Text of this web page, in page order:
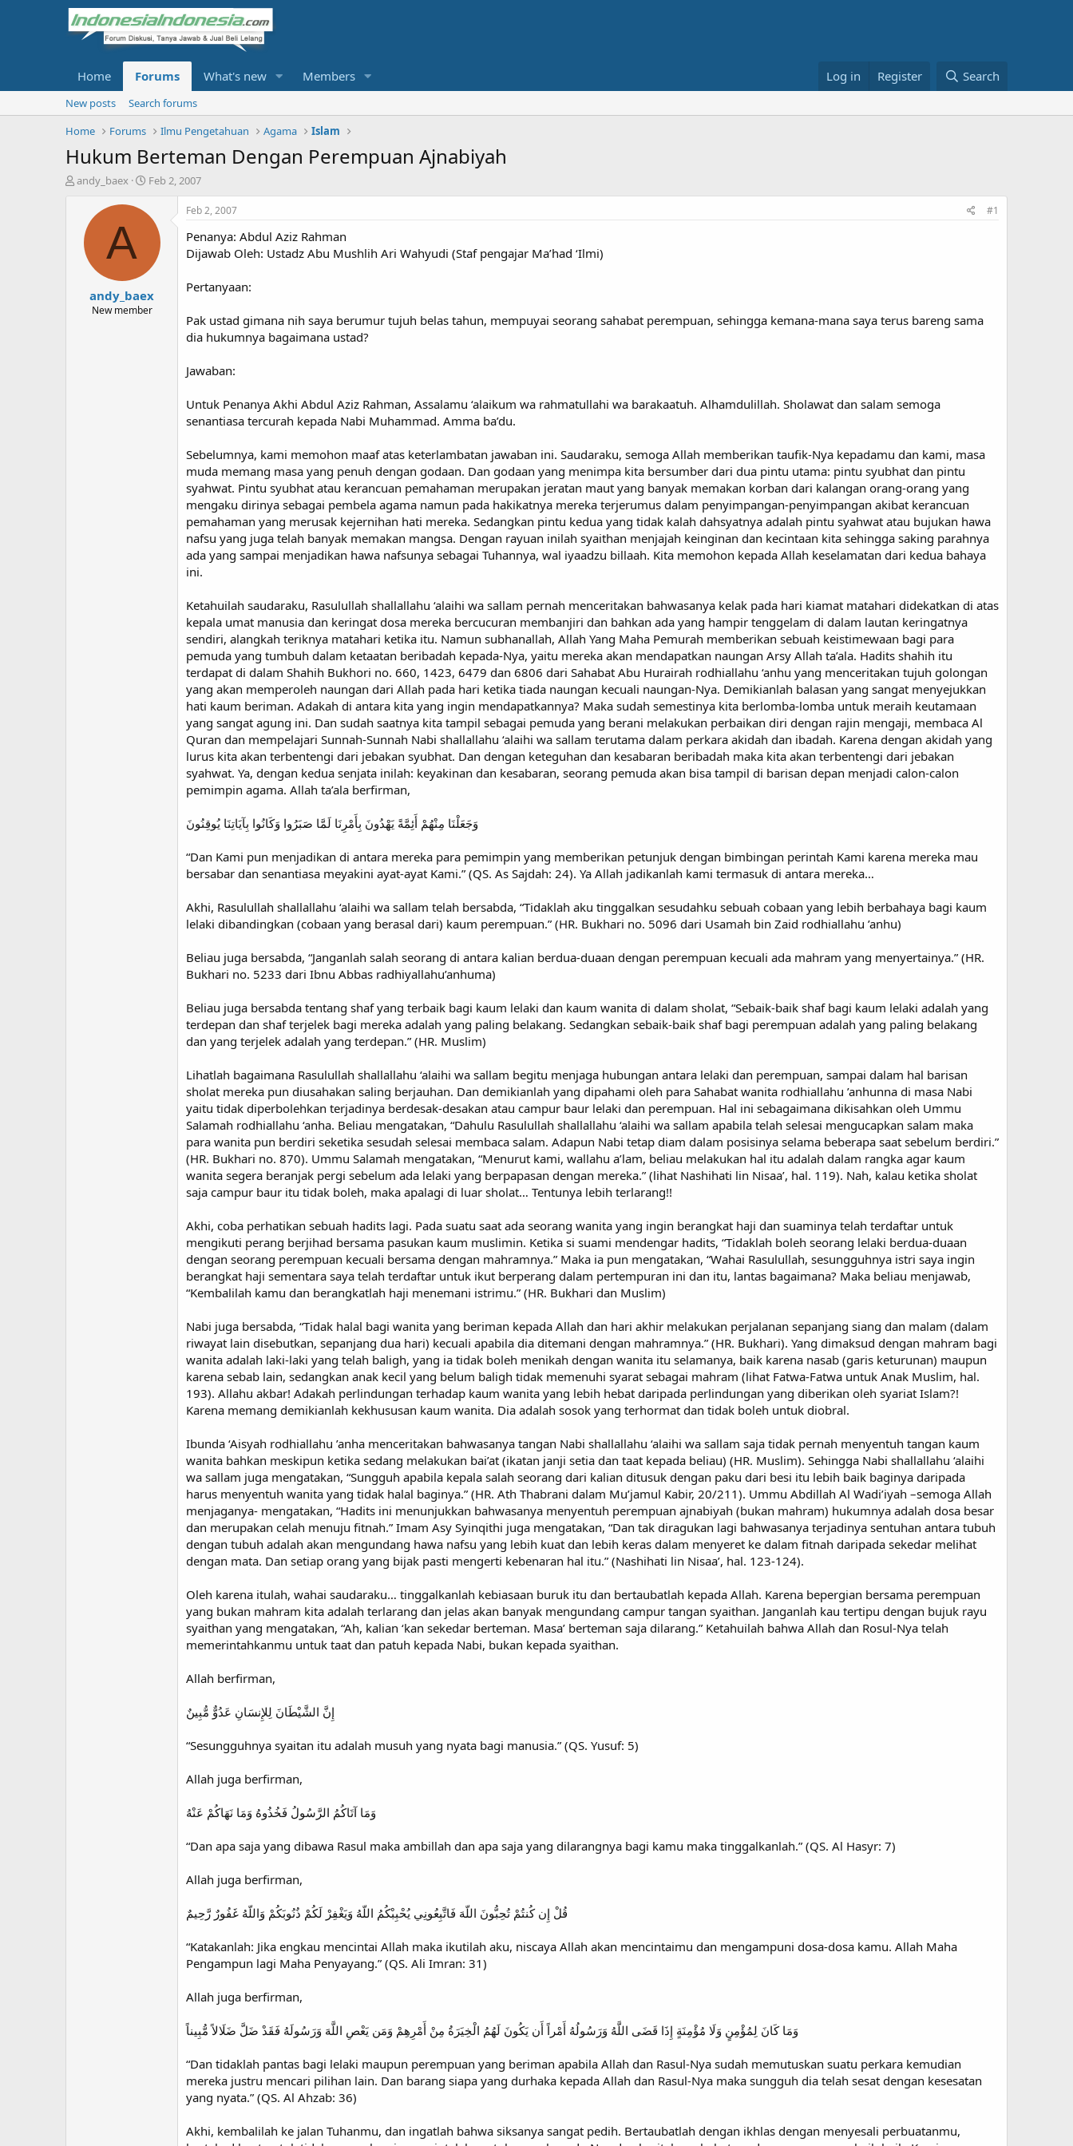
Home Forums What's new Members Log in Register Search
New posts
Search forums
Home
Forums Ilmu Pengetahuan Agama Islam
Hukum Berteman Dengan Perempuan Ajnabiyah
T
andy_baex
S
r
a
e
Feb 2, 2007
A
andy_baex
New member
Feb 2, 2007 #1
Penanya: Abdul Aziz Rahman
Dijawab Oleh: Ustadz Abu Mushlih Ari Wahyudi (Staf pengajar Ma’had ‘Ilmi)
Pertanyaan:
Pak ustad gimana nih saya berumur tujuh belas tahun, mempuyai seorang sahabat perempuan, sehingga kemana-mana saya terus bareng sama
dia hukumnya bagaimana ustad?
Jawaban:
Untuk Penanya Akhi Abdul Aziz Rahman, Assalamu ‘alaikum wa rahmatullahi wa barakaatuh. Alhamdulillah. Sholawat dan salam semoga
senantiasa tercurah kepada Nabi Muhammad. Amma ba’du.
Sebelumnya, kami memohon maaf atas keterlambatan jawaban ini. Saudaraku, semoga Allah memberikan taufik-Nya kepadamu dan kami, masa
muda memang masa yang penuh dengan godaan. Dan godaan yang menimpa kita bersumber dari dua pintu utama: pintu syubhat dan pintu
syahwat. Pintu syubhat atau kerancuan pemahaman merupakan jeratan maut yang banyak memakan korban dari kalangan orang-orang yang
mengaku dirinya sebagai pembela agama namun pada hakikatnya mereka terjerumus dalam penyimpangan-penyimpangan akibat kerancuan
pemahaman yang merusak kejernihan hati mereka. Sedangkan pintu kedua yang tidak kalah dahsyatnya adalah pintu syahwat atau bujukan hawa
nafsu yang juga telah banyak memakan mangsa. Dengan rayuan inilah syaithan menjajah keinginan dan kecintaan kita sehingga saking parahnya
ada yang sampai menjadikan hawa nafsunya sebagai Tuhannya, wal iyaadzu billaah. Kita memohon kepada Allah keselamatan dari kedua bahaya
ini.
Ketahuilah saudaraku, Rasulullah shallallahu ‘alaihi wa sallam pernah menceritakan bahwasanya kelak pada hari kiamat matahari didekatkan di atas
kepala umat manusia dan keringat dosa mereka bercucuran membanjiri dan bahkan ada yang hampir tenggelam di dalam lautan keringatnya
sendiri, alangkah teriknya matahari ketika itu. Namun subhanallah, Allah Yang Maha Pemurah memberikan sebuah keistimewaan bagi para
pemuda yang tumbuh dalam ketaatan beribadah kepada-Nya, yaitu mereka akan mendapatkan naungan Arsy Allah ta’ala. Hadits shahih itu
terdapat di dalam Shahih Bukhori no. 660, 1423, 6479 dan 6806 dari Sahabat Abu Hurairah rodhiallahu ‘anhu yang menceritakan tujuh golongan
yang akan memperoleh naungan dari Allah pada hari ketika tiada naungan kecuali naungan-Nya. Demikianlah balasan yang sangat menyejukkan
hati kaum beriman. Adakah di antara kita yang ingin mendapatkannya? Maka sudah semestinya kita berlomba-lomba untuk meraih keutamaan
yang sangat agung ini. Dan sudah saatnya kita tampil sebagai pemuda yang berani melakukan perbaikan diri dengan rajin mengaji, membaca Al
Quran dan mempelajari Sunnah-Sunnah Nabi shallallahu ‘alaihi wa sallam terutama dalam perkara akidah dan ibadah. Karena dengan akidah yang
lurus kita akan terbentengi dari jebakan syubhat. Dan dengan keteguhan dan kesabaran beribadah maka kita akan terbentengi dari jebakan
syahwat. Ya, dengan kedua senjata inilah: keyakinan dan kesabaran, seorang pemuda akan bisa tampil di barisan depan menjadi calon-calon
pemimpin agama. Allah ta’ala berfirman,
وَجَعَلْنَا مِنْهُمْ أَئِمَّةً يَهْدُونَ بِأَمْرِنَا لَمَّا صَبَرُوا وَكَانُوا بِآيَاتِنَا يُوقِنُونَ
“Dan Kami pun menjadikan di antara mereka para pemimpin yang memberikan petunjuk dengan bimbingan perintah Kami karena mereka mau
bersabar dan senantiasa meyakini ayat-ayat Kami.” (QS. As Sajdah: 24). Ya Allah jadikanlah kami termasuk di antara mereka…
Akhi, Rasulullah shallallahu ‘alaihi wa sallam telah bersabda, “Tidaklah aku tinggalkan sesudahku sebuah cobaan yang lebih berbahaya bagi kaum
lelaki dibandingkan (cobaan yang berasal dari) kaum perempuan.” (HR. Bukhari no. 5096 dari Usamah bin Zaid rodhiallahu ’anhu)
Beliau juga bersabda, “Janganlah salah seorang di antara kalian berdua-duaan dengan perempuan kecuali ada mahram yang menyertainya.” (HR.
Bukhari no. 5233 dari Ibnu Abbas radhiyallahu’anhuma)
Beliau juga bersabda tentang shaf yang terbaik bagi kaum lelaki dan kaum wanita di dalam sholat, “Sebaik-baik shaf bagi kaum lelaki adalah yang
terdepan dan shaf terjelek bagi mereka adalah yang paling belakang. Sedangkan sebaik-baik shaf bagi perempuan adalah yang paling belakang
dan yang terjelek adalah yang terdepan.” (HR. Muslim)
Lihatlah bagaimana Rasulullah shallallahu ‘alaihi wa sallam begitu menjaga hubungan antara lelaki dan perempuan, sampai dalam hal barisan
sholat mereka pun diusahakan saling berjauhan. Dan demikianlah yang dipahami oleh para Sahabat wanita rodhiallahu ’anhunna di masa Nabi
yaitu tidak diperbolehkan terjadinya berdesak-desakan atau campur baur lelaki dan perempuan. Hal ini sebagaimana dikisahkan oleh Ummu
Salamah rodhiallahu ‘anha. Beliau mengatakan, “Dahulu Rasulullah shallallahu ‘alaihi wa sallam apabila telah selesai mengucapkan salam maka
para wanita pun berdiri seketika sesudah selesai membaca salam. Adapun Nabi tetap diam dalam posisinya selama beberapa saat sebelum berdiri.”
(HR. Bukhari no. 870). Ummu Salamah mengatakan, “Menurut kami, wallahu a’lam, beliau melakukan hal itu adalah dalam rangka agar kaum
wanita segera beranjak pergi sebelum ada lelaki yang berpapasan dengan mereka.” (lihat Nashihati lin Nisaa’, hal. 119). Nah, kalau ketika sholat
saja campur baur itu tidak boleh, maka apalagi di luar sholat… Tentunya lebih terlarang!!
Akhi, coba perhatikan sebuah hadits lagi. Pada suatu saat ada seorang wanita yang ingin berangkat haji dan suaminya telah terdaftar untuk
mengikuti perang berjihad bersama pasukan kaum muslimin. Ketika si suami mendengar hadits, “Tidaklah boleh seorang lelaki berdua-duaan
dengan seorang perempuan kecuali bersama dengan mahramnya.” Maka ia pun mengatakan, “Wahai Rasulullah, sesungguhnya istri saya ingin
berangkat haji sementara saya telah terdaftar untuk ikut berperang dalam pertempuran ini dan itu, lantas bagaimana? Maka beliau menjawab,
“Kembalilah kamu dan berangkatlah haji menemani istrimu.” (HR. Bukhari dan Muslim)
Nabi juga bersabda, “Tidak halal bagi wanita yang beriman kepada Allah dan hari akhir melakukan perjalanan sepanjang siang dan malam (dalam
riwayat lain disebutkan, sepanjang dua hari) kecuali apabila dia ditemani dengan mahramnya.” (HR. Bukhari). Yang dimaksud dengan mahram bagi
wanita adalah laki-laki yang telah baligh, yang ia tidak boleh menikah dengan wanita itu selamanya, baik karena nasab (garis keturunan) maupun
karena sebab lain, sedangkan anak kecil yang belum baligh tidak memenuhi syarat sebagai mahram (lihat Fatwa-Fatwa untuk Anak Muslim, hal.
193). Allahu akbar! Adakah perlindungan terhadap kaum wanita yang lebih hebat daripada perlindungan yang diberikan oleh syariat Islam?!
Karena memang demikianlah kekhususan kaum wanita. Dia adalah sosok yang terhormat dan tidak boleh untuk diobral.
Ibunda ‘Aisyah rodhiallahu ’anha menceritakan bahwasanya tangan Nabi shallallahu ‘alaihi wa sallam saja tidak pernah menyentuh tangan kaum
wanita bahkan meskipun ketika sedang melakukan bai’at (ikatan janji setia dan taat kepada beliau) (HR. Muslim). Sehingga Nabi shallallahu ‘alaihi
wa sallam juga mengatakan, “Sungguh apabila kepala salah seorang dari kalian ditusuk dengan paku dari besi itu lebih baik baginya daripada
harus menyentuh wanita yang tidak halal baginya.” (HR. Ath Thabrani dalam Mu’jamul Kabir, 20/211). Ummu Abdillah Al Wadi’iyah –semoga Allah
menjaganya- mengatakan, “Hadits ini menunjukkan bahwasanya menyentuh perempuan ajnabiyah (bukan mahram) hukumnya adalah dosa besar
dan merupakan celah menuju fitnah.” Imam Asy Syinqithi juga mengatakan, “Dan tak diragukan lagi bahwasanya terjadinya sentuhan antara tubuh
dengan tubuh adalah akan mengundang hawa nafsu yang lebih kuat dan lebih keras dalam menyeret ke dalam fitnah daripada sekedar melihat
dengan mata. Dan setiap orang yang bijak pasti mengerti kebenaran hal itu.” (Nashihati lin Nisaa’, hal. 123-124).
Oleh karena itulah, wahai saudaraku… tinggalkanlah kebiasaan buruk itu dan bertaubatlah kepada Allah. Karena bepergian bersama perempuan
yang bukan mahram kita adalah terlarang dan jelas akan banyak mengundang campur tangan syaithan. Janganlah kau tertipu dengan bujuk rayu
syaithan yang mengatakan, “Ah, kalian ‘kan sekedar berteman. Masa’ berteman saja dilarang.” Ketahuilah bahwa Allah dan Rosul-Nya telah
memerintahkanmu untuk taat dan patuh kepada Nabi, bukan kepada syaithan.
Allah berfirman,
إِنَّ الشَّيْطَانَ لِلإِنسَانِ عَدُوٌّ مُّبِينٌ
“Sesungguhnya syaitan itu adalah musuh yang nyata bagi manusia.” (QS. Yusuf: 5)
Allah juga berfirman,
وَمَا آتَاكُمُ الرَّسُولُ فَخُذُوهُ وَمَا نَهَاكُمْ عَنْهُ
“Dan apa saja yang dibawa Rasul maka ambillah dan apa saja yang dilarangnya bagi kamu maka tinggalkanlah.” (QS. Al Hasyr: 7)
Allah juga berfirman,
قُلْ إِن كُنتُمْ تُحِبُّونَ اللّهَ فَاتَّبِعُونِي يُحْبِبْكُمُ اللّهُ وَيَغْفِرْ لَكُمْ ذُنُوبَكُمْ وَاللّهُ غَفُورٌ رَّحِيمٌ
“Katakanlah: Jika engkau mencintai Allah maka ikutilah aku, niscaya Allah akan mencintaimu dan mengampuni dosa-dosa kamu. Allah Maha
Pengampun lagi Maha Penyayang.” (QS. Ali Imran: 31)
Allah juga berfirman,
وَمَا كَانَ لِمُؤْمِنٍ وَلَا مُؤْمِنَةٍ إِذَا قَضَى اللَّهُ وَرَسُولُهُ أَمْراً أَن يَكُونَ لَهُمُ الْخِيَرَةُ مِنْ أَمْرِهِمْ وَمَن يَعْصِ اللَّهَ وَرَسُولَهُ فَقَدْ ضَلَّ ضَلَالاً مُّبِيناً
“Dan tidaklah pantas bagi lelaki maupun perempuan yang beriman apabila Allah dan Rasul-Nya sudah memutuskan suatu perkara kemudian
mereka justru mencari pilihan lain. Dan barang siapa yang durhaka kepada Allah dan Rasul-Nya maka sungguh dia telah sesat dengan kesesatan
yang nyata.” (QS. Al Ahzab: 36)
Akhi, kembalilah ke jalan Tuhanmu, dan ingatlah bahwa siksanya sangat pedih. Bertaubatlah dengan ikhlas dengan menyesali perbuatanmu,